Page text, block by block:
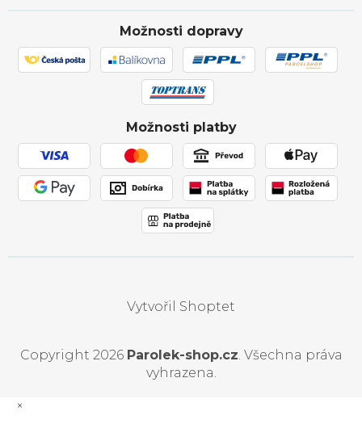
Individuální cenová nabídka
Reklamace a vrácení zboží
Zásilka přišla poškozena
Hodnocení obchodu
Affiliate program
Používání souborů cookies
Truhlářství
Možnosti dopravy
Možnosti platby
Vytvořil Shoptet
Copyright 2026 Parolek-shop.cz. Všechna práva
vyhrazena.
×